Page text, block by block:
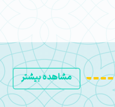
مشاهده بیشتر